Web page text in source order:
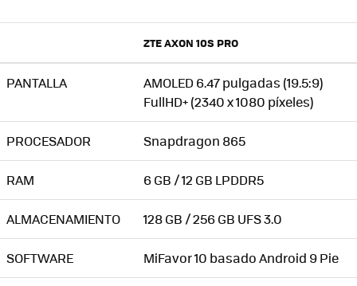
ZTE AXON 10S PRO
PANTALLA
AMOLED 6.47 pulgadas (19.5:9)
FullHD+ (2340 x 1080 píxeles)
PROCESADOR Snapdragon 865
RAM 6 GB / 12 GB LPDDR5
ALMACENAMIENTO 128 GB / 256 GB UFS 3.0
SOFTWARE MiFavor 10 basado Android 9 Pie